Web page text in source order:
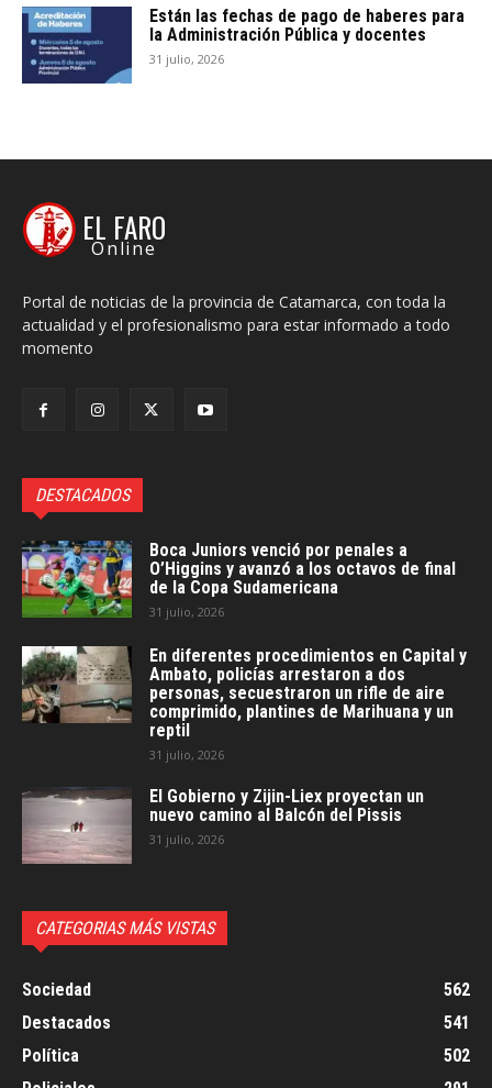
Están las fechas de pago de haberes para
la Administración Pública y docentes
31 julio, 2026
EL FARO
Online
Portal de noticias de la provincia de Catamarca, con toda la
actualidad y el profesionalismo para estar informado a todo
momento
DESTACADOS
Boca Juniors venció por penales a
O’Higgins y avanzó a los octavos de final
de la Copa Sudamericana
31 julio, 2026
En diferentes procedimientos en Capital y
Ambato, policías arrestaron a dos
personas, secuestraron un rifle de aire
comprimido, plantines de Marihuana y un
reptil
31 julio, 2026
El Gobierno y Zijin-Liex proyectan un
nuevo camino al Balcón del Pissis
31 julio, 2026
CATEGORIAS MÁS VISTAS
Sociedad
562
Destacados
541
Política
502